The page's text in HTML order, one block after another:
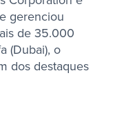
gerenciou
de 35.000
(Dubai), o
dos destaques